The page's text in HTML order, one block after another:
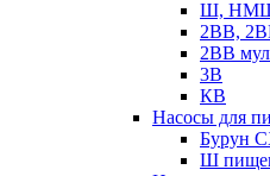
Ш,
2ВВ,
2ВВ
3В
КВ
Насосы для
Бурун
Ш